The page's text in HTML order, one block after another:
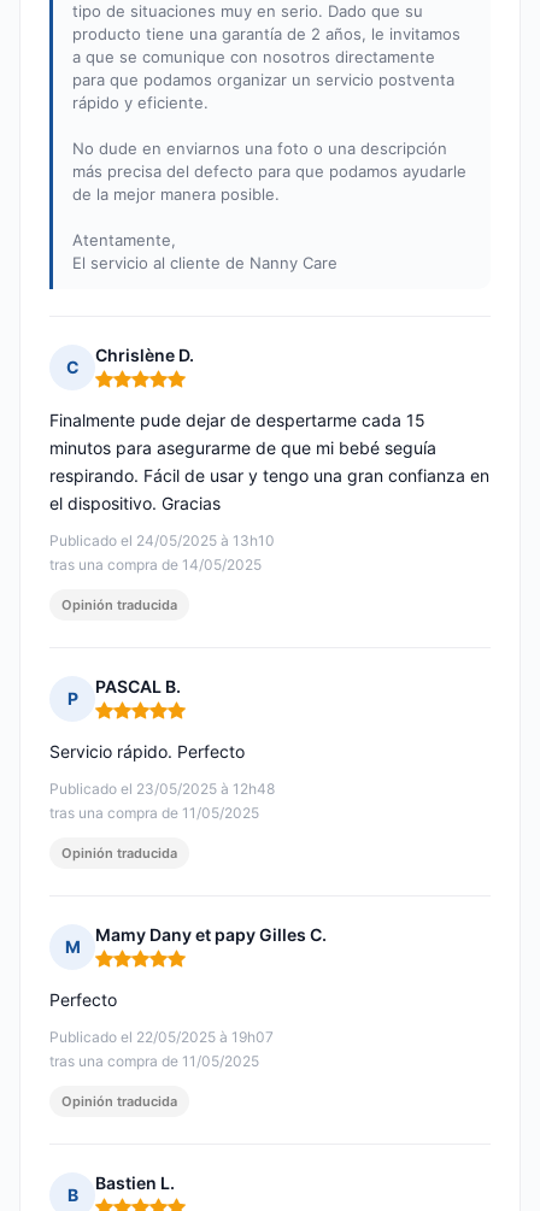
tipo de situaciones muy en serio. Dado que su
producto tiene una garantía de 2 años, le invitamos
a que se comunique con nosotros directamente
para que podamos organizar un servicio postventa
rápido y eficiente.
No dude en enviarnos una foto o una descripción
más precisa del defecto para que podamos ayudarle
de la mejor manera posible.
Atentamente,
El servicio al cliente de Nanny Care
C
Chrislène D.
Nota: 5 de 5
Publicado el 24/05/2025 à 13h10
tras una compra de 14/05/2025
Finalmente pude dejar de despertarme cada 15
minutos para asegurarme de que mi bebé seguía
respirando. Fácil de usar y tengo una gran confianza en
el dispositivo. Gracias
Opinión traducida
P
PASCAL B.
Nota: 5 de 5
Publicado el 23/05/2025 à 12h48
tras una compra de 11/05/2025
Servicio rápido. Perfecto
Opinión traducida
M
Mamy Dany et papy Gilles C.
Nota: 5 de 5
Publicado el 22/05/2025 à 19h07
tras una compra de 11/05/2025
Perfecto
Opinión traducida
B
Bastien L.